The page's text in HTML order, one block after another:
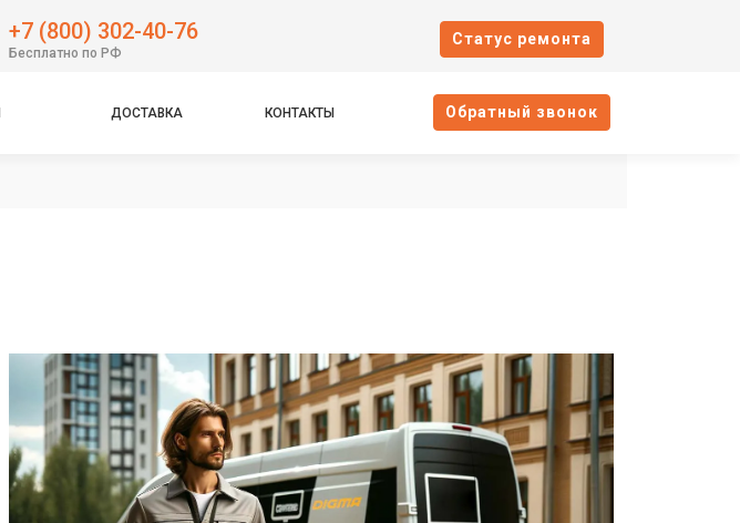
+7 (800) 302-40-76
Бесплатно по РФ
Cтатус ремонта
ДОСТАВКА КОНТАКТЫ Oбратный звонок